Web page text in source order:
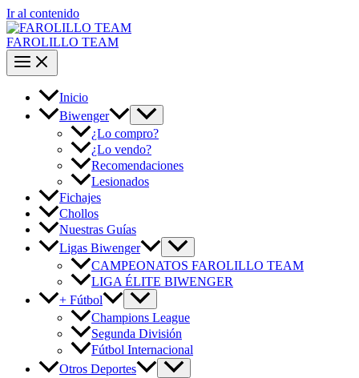
Ir al contenido
FAROLILLO TEAM
Inicio
Biwenger
¿Lo compro?
¿Lo vendo?
Recomendaciones
Lesionados
Fichajes
Chollos
Nuestras Guías
Ligas Biwenger
CAMPEONATOS FAROLILLO TEAM
LIGA ÉLITE BIWENGER
+ Fútbol
Champions League
Segunda División
Fútbol Internacional
Otros Deportes